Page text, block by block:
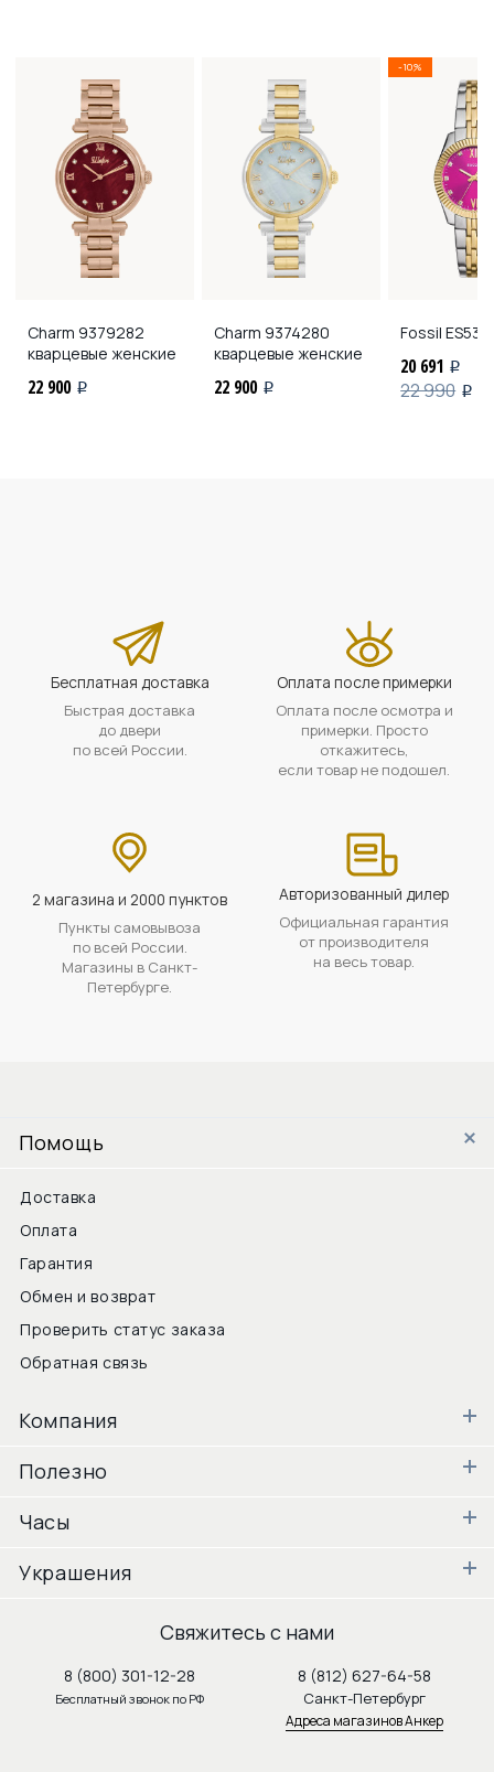
Charm 9379282
кварцевые женские
22 900 i
Charm 9374280
кварцевые женские
22 900 i
-10%
Fossil
20 691 i
22 990 i
Бесплатная доставка
Быстрая доставка
до двери
по всей России.
Оплата после примерки
Оплата после осмотра и
примерки. Просто
откажитесь,
если товар не подошел.
2 магазина и 2000 пунктов
Пункты самовывоза
по всей России.
Магазины в Санкт-
Петербурге.
Авторизованный дилер
Официальная гарантия
от производителя
на весь товар.
Помощь
Доставка
Оплата
Гарантия
Обмен и возврат
Проверить статус заказа
Обратная связь
Компания
Полезно
Часы
Украшения
Свяжитесь с нами
8 (800) 301-12-28
Бесплатный звонок по РФ
8 (812) 627-64-58
Санкт-Петербург
Адреса магазинов Анкер